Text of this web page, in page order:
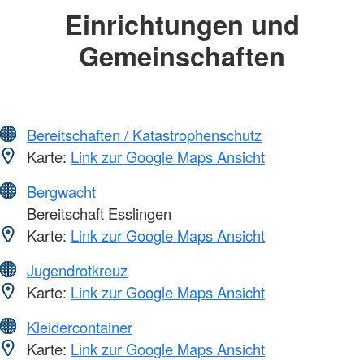
Einrichtungen und
Gemeinschaften
Bereitschaften / Katastrophenschutz
Karte: Link zur Google Maps Ansicht
Bergwacht
Bereitschaft Esslingen
Karte: Link zur Google Maps Ansicht
Jugendrotkreuz
Karte: Link zur Google Maps Ansicht
Kleidercontainer
Karte: Link zur Google Maps Ansicht